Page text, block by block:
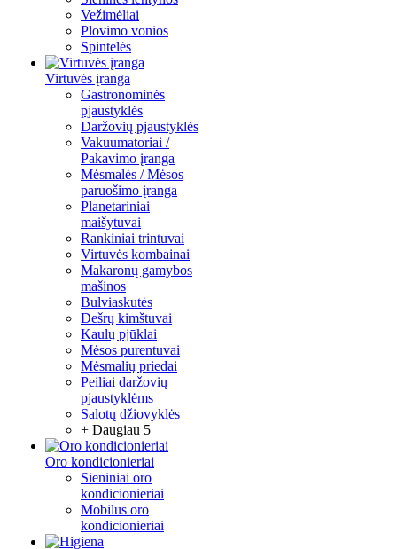
Vežimėliai
Plovimo vonios
Spintelės
Virtuvės įranga
Gastronominės
pjaustyklės
Daržovių pjaustyklės
Vakuumatoriai /
Pakavimo įranga
Mėsmalės / Mėsos
paruošimo įranga
Planetariniai
maišytuvai
Rankiniai trintuvai
Virtuvės kombainai
Makaronų gamybos
mašinos
Bulviaskutės
Dešrų kimštuvai
Kaulų pjūklai
Mėsos purentuvai
Mėsmalių priedai
Peiliai daržovių
pjaustyklėms
Salotų džiovyklės
+ Daugiau 5
Oro kondicionieriai
Sieniniai oro
kondicionieriai
Mobilūs oro
kondicionieriai